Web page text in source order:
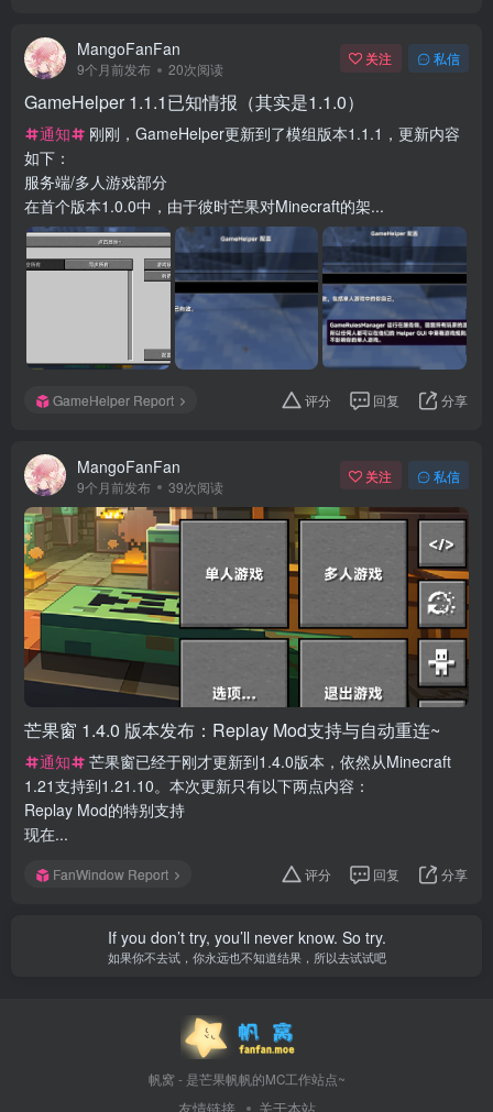
MangoFanFan
9个月前发布 20次阅读
关注 私信
GameHelper 1.1.1已知情报（其实是1.1.0）
通知
刚刚，GameHelper更新到了模组版本1.1.1，更新内容
如下：
服务端/多人游戏部分
在首个版本1.0.0中，由于彼时芒果对Minecraft的架...
GameHelper Report 评分 回复 分享
MangoFanFan
9个月前发布 39次阅读
关注 私信
芒果窗 1.4.0 版本发布：Replay Mod支持与自动重连~
通知
芒果窗已经于刚才更新到1.4.0版本，依然从Minecraft
1.21支持到1.21.10。本次更新只有以下两点内容：
Replay Mod的特别支持
现在...
FanWindow Report 评分 回复 分享
If you don’t try, you’ll never know. So try.
如果你不去试，你永远也不知道结果，所以去试试吧
帆窝 - 是芒果帆帆的MC工作站点~